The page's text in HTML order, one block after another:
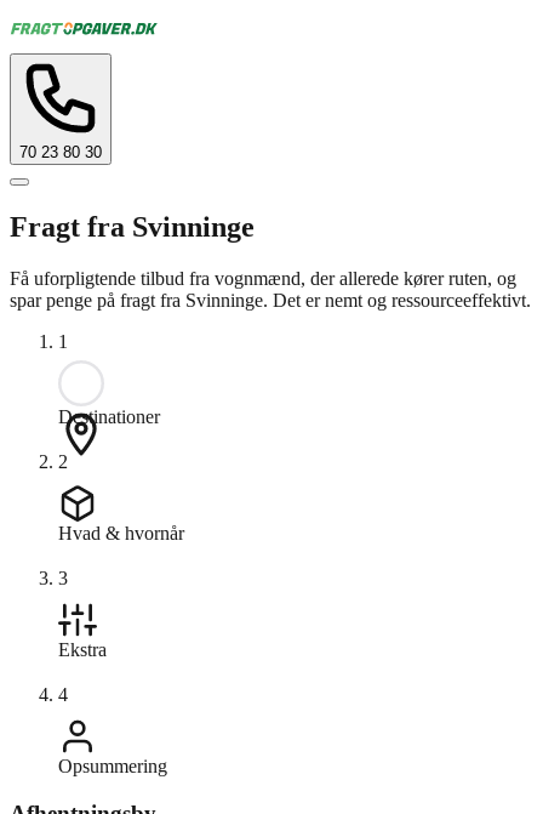
70 23 80 30
Fragt fra Svinninge
Få uforpligtende tilbud fra vognmænd, der allerede kører ruten, og
spar penge på fragt fra Svinninge. Det er nemt og ressourceeffektivt.
1
Destinationer
2
Hvad & hvornår
3
Ekstra
4
Opsummering